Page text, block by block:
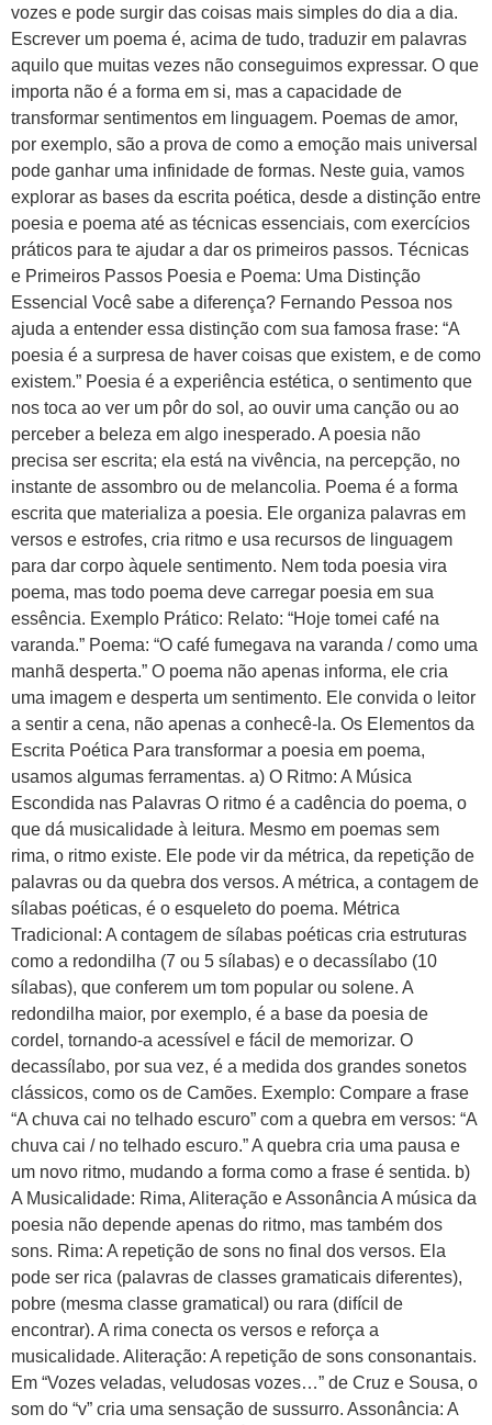
vozes e pode surgir das coisas mais simples do dia a dia.
Escrever um poema é, acima de tudo, traduzir em palavras
aquilo que muitas vezes não conseguimos expressar. O que
importa não é a forma em si, mas a capacidade de
transformar sentimentos em linguagem. Poemas de amor,
por exemplo, são a prova de como a emoção mais universal
pode ganhar uma infinidade de formas. Neste guia, vamos
explorar as bases da escrita poética, desde a distinção entre
poesia e poema até as técnicas essenciais, com exercícios
práticos para te ajudar a dar os primeiros passos. Técnicas
e Primeiros Passos Poesia e Poema: Uma Distinção
Essencial Você sabe a diferença? Fernando Pessoa nos
ajuda a entender essa distinção com sua famosa frase: “A
poesia é a surpresa de haver coisas que existem, e de como
existem.” Poesia é a experiência estética, o sentimento que
nos toca ao ver um pôr do sol, ao ouvir uma canção ou ao
perceber a beleza em algo inesperado. A poesia não
precisa ser escrita; ela está na vivência, na percepção, no
instante de assombro ou de melancolia. Poema é a forma
escrita que materializa a poesia. Ele organiza palavras em
versos e estrofes, cria ritmo e usa recursos de linguagem
para dar corpo àquele sentimento. Nem toda poesia vira
poema, mas todo poema deve carregar poesia em sua
essência. Exemplo Prático: Relato: “Hoje tomei café na
varanda.” Poema: “O café fumegava na varanda / como uma
manhã desperta.” O poema não apenas informa, ele cria
uma imagem e desperta um sentimento. Ele convida o leitor
a sentir a cena, não apenas a conhecê-la. Os Elementos da
Escrita Poética Para transformar a poesia em poema,
usamos algumas ferramentas. a) O Ritmo: A Música
Escondida nas Palavras O ritmo é a cadência do poema, o
que dá musicalidade à leitura. Mesmo em poemas sem
rima, o ritmo existe. Ele pode vir da métrica, da repetição de
palavras ou da quebra dos versos. A métrica, a contagem de
sílabas poéticas, é o esqueleto do poema. Métrica
Tradicional: A contagem de sílabas poéticas cria estruturas
como a redondilha (7 ou 5 sílabas) e o decassílabo (10
sílabas), que conferem um tom popular ou solene. A
redondilha maior, por exemplo, é a base da poesia de
cordel, tornando-a acessível e fácil de memorizar. O
decassílabo, por sua vez, é a medida dos grandes sonetos
clássicos, como os de Camões. Exemplo: Compare a frase
“A chuva cai no telhado escuro” com a quebra em versos: “A
chuva cai / no telhado escuro.” A quebra cria uma pausa e
um novo ritmo, mudando a forma como a frase é sentida. b)
A Musicalidade: Rima, Aliteração e Assonância A música da
poesia não depende apenas do ritmo, mas também dos
sons. Rima: A repetição de sons no final dos versos. Ela
pode ser rica (palavras de classes gramaticais diferentes),
pobre (mesma classe gramatical) ou rara (difícil de
encontrar). A rima conecta os versos e reforça a
musicalidade. Aliteração: A repetição de sons consonantais.
Em “Vozes veladas, veludosas vozes…” de Cruz e Sousa, o
som do “v” cria uma sensação de sussurro. Assonância: A